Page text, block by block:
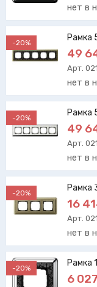
нет в
-20% Рамка
49
Арт.
нет в
-20% Рамка
49
Арт.
нет в
-20% Рамка
16
Арт.
нет в
-20% Рамка
6